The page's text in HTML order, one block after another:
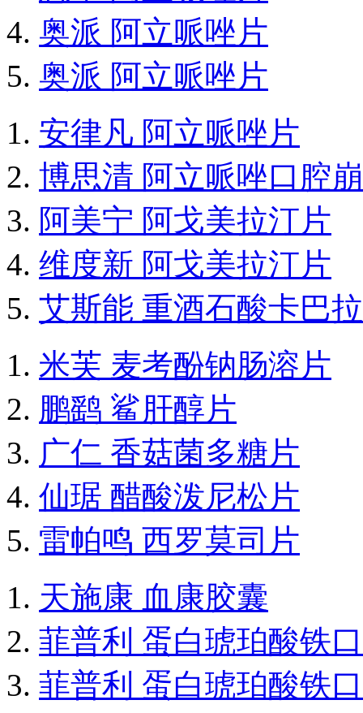
奥派 阿立哌唑片
奥派 阿立哌唑片
安律凡 阿立哌唑片
博思清 阿立哌唑口腔
阿美宁 阿戈美拉汀片
维度新 阿戈美拉汀片
艾斯能 重酒石酸卡巴
米芙 麦考酚钠肠溶片
鹏鹞 鲨肝醇片
广仁 香菇菌多糖片
仙琚 醋酸泼尼松片
雷帕鸣 西罗莫司片
天施康 血康胶囊
菲普利 蛋白琥珀酸铁
菲普利 蛋白琥珀酸铁